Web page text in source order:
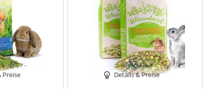
Preise Details & Preise